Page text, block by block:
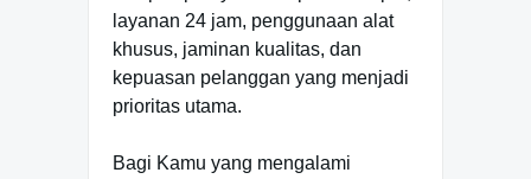
layanan 24 jam, penggunaan alat
khusus, jaminan kualitas, dan
kepuasan pelanggan yang menjadi
prioritas utama.
Bagi Kamu yang mengalami